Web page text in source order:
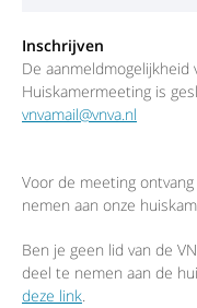
Inschrijven
De aanmeldmogelijkheid
Huiskamermeeting is
vnvamail@vnva.nl
Voor de meeting
nemen aan onze
Ben je geen lid van de
deel te nemen aan de
deze link.